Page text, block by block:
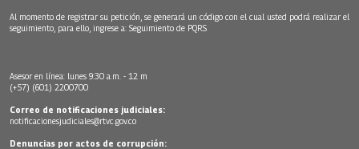
Al momento de registrar su petición, se generará un código con el cual usted podrá realizar el
seguimiento, para ello, ingrese a: Seguimiento de PQRS
Asesor en línea: lunes 9:30 a.m. - 12 m
(+57) (601) 2200700
Correo de notificaciones judiciales:
notificacionesjudiciales@rtvc.gov.co
Denuncias por actos de corrupción: